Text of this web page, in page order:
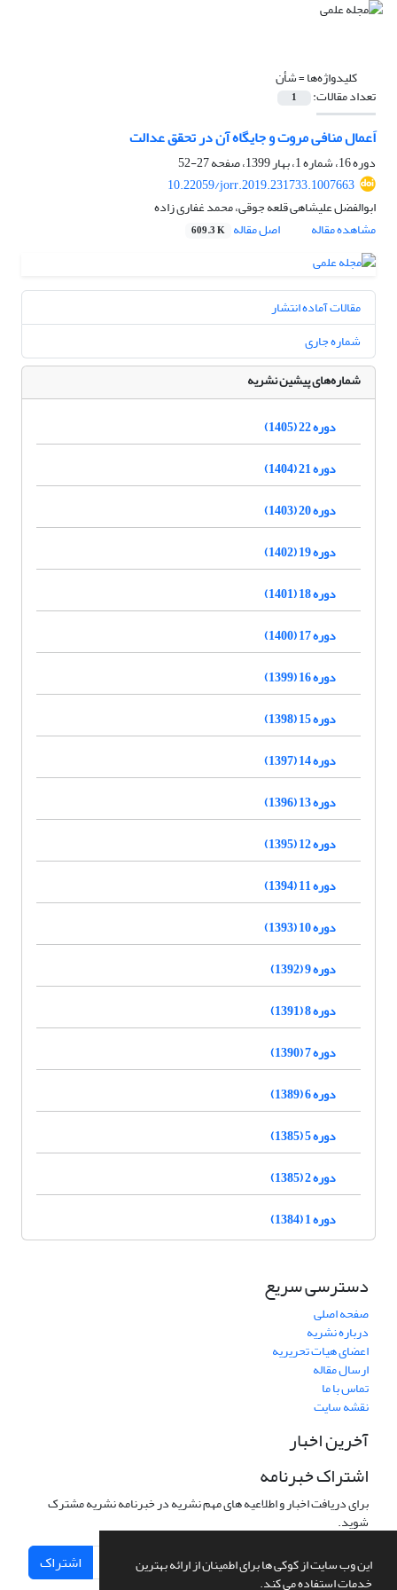
این وب سایت از کوکی ها برای اطمینان از ارائه بهترین
خدمات استفاده می کند.
کلیدواژه‌ها =شأن
تعداد مقالات: 1
اَعمال منافی مروت و جایگاه آن در تحقق عدالت
دوره 16، شماره 1، بهار 1399، صفحه
27-52
10.22059/jorr.2019.231733.1007663
ابوالفضل علیشاهی قلعه جوقی، محمد غفاری زاده
مشاهده مقاله
اصل مقاله 609.3 K
مقالات آماده انتشار
شماره جاری
شماره‌های پیشین نشریه
دوره 22 (1405)
دوره 21 (1404)
دوره 20 (1403)
دوره 19 (1402)
دوره 18 (1401)
دوره 17 (1400)
دوره 16 (1399)
دوره 15 (1398)
دوره 14 (1397)
دوره 13 (1396)
دوره 12 (1395)
دوره 11 (1394)
دوره 10 (1393)
دوره 9 (1392)
دوره 8 (1391)
دوره 7 (1390)
دوره 6 (1389)
دوره 5 (1385)
دوره 2 (1385)
دوره 1 (1384)
دسترسی سریع
صفحه اصلی
درباره نشریه
اعضای هیات تحریریه
ارسال مقاله
تماس با ما
نقشه سایت
آخرین اخبار
اشتراک خبرنامه
برای دریافت اخبار و اطلاعیه های مهم نشریه در خبرنامه نشریه مشترک
شوید.
اشتراک